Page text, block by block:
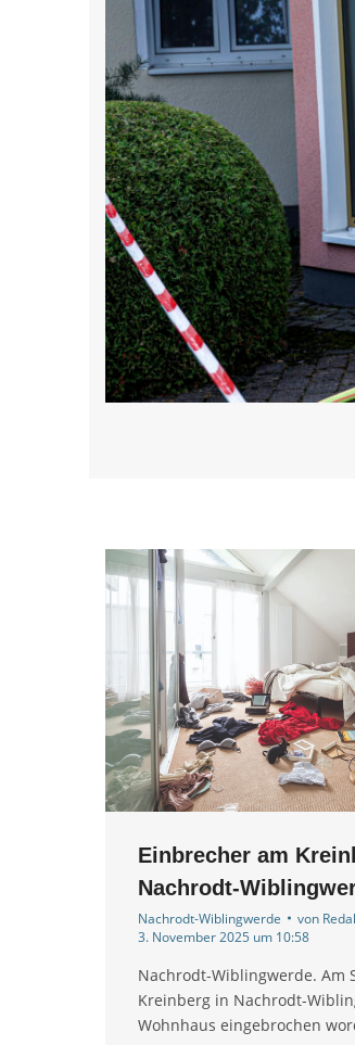
Einbrecher am
Nachrodt-
Nachrodt-Wiblingwerde von
3. November 2025 um 10:58
Nachrodt-Wiblingwerde. Am
Kreinberg in Nachrodt-
Wohnhaus eingebrochen